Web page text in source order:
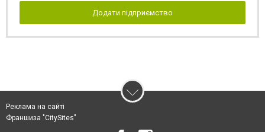
Додати підприємство
Реклама на сайті
Франшиза "CitySites"